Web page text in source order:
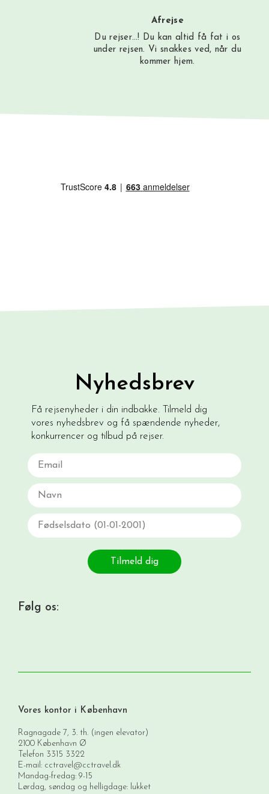
Afrejse
Du rejser…! Du kan altid få fat i os
under rejsen. Vi snakkes ved, når du
kommer hjem.
Nyhedsbrev
Få rejsenyheder i din indbakke. Tilmeld dig
vores nyhedsbrev og få spændende nyheder,
konkurrencer og tilbud på rejser.
Email
Navn
Fødselsdato
Tilmeld dig
Følg os:
Vores kontor i København
Ragnagade 7, 3. th. (ingen elevator)
2100 København Ø
Telefon 3315 3322
E-mail: cctravel@cctravel.dk
Mandag-fredag: 9-15
Lørdag, søndag og helligdage: lukket